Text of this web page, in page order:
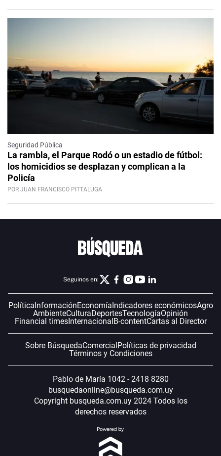
Seguridad Pública
La rambla, el Parque Rodó o un estadio de fútbol:
los homicidios se desplazan y complican a la
Policía
POR JUAN FRANCISCO PITTALUGA
Seguinos en:
PolíticaInformaciónEconomíaIndicadores económicosAgro
AmbienteCulturaDeportesTecnologíaOpinión
Financial timesInternacionalB-contentCartas al Director
Sobre BúsquedaComercialPolíticas de privacidad
Términos y Condiciones
Pablo de María 1042 - 2418 8280
busquedaonline@busqueda.com.uy
Copyright busqueda.com.uy 2024 Todos los
derechos reservados